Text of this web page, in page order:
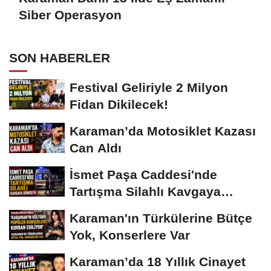
Siber Operasyon
SON HABERLER
Festival Geliriyle 2 Milyon
Fidan Dikilecek!
Karaman’da Motosiklet Kazası
Can Aldı
İsmet Paşa Caddesi'nde
Tartışma Silahlı Kavgaya
Karaman'ın Türkülerine Bütçe
Yok, Konserlere Var
Karaman’da 18 Yıllık Cinayet